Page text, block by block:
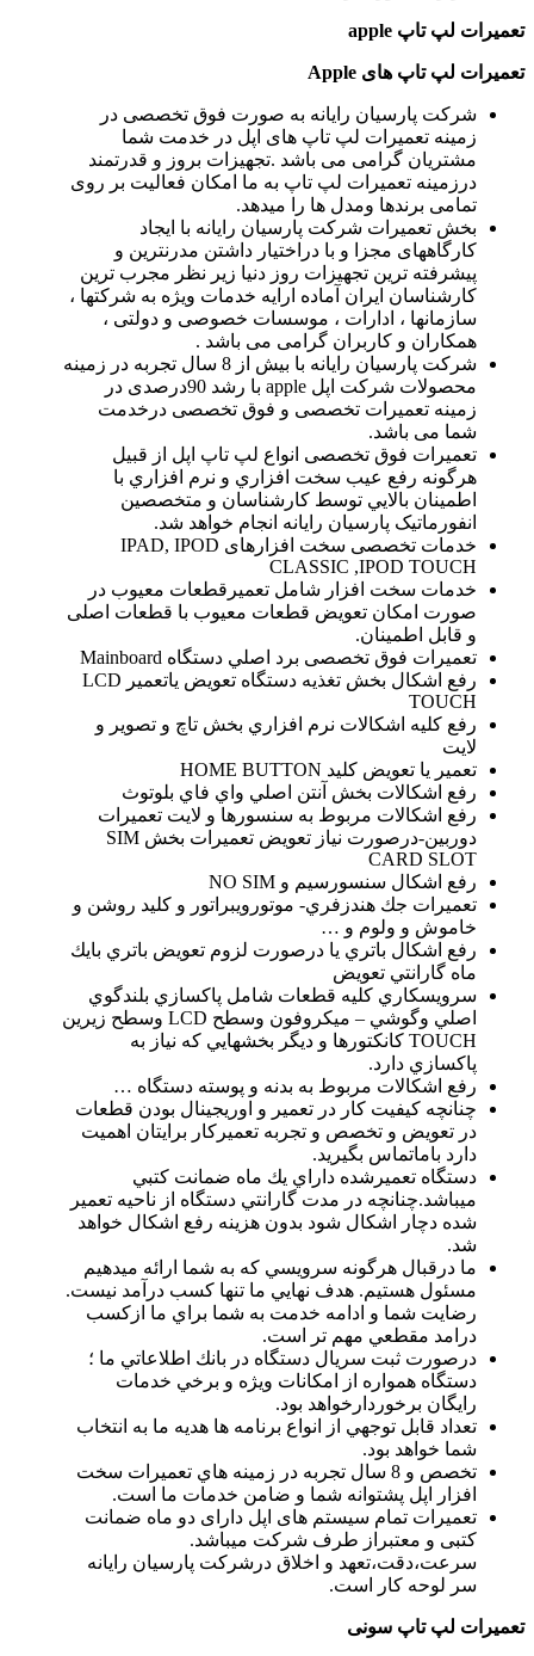
تعمیرات لپ تاپ
تعمیرات لپ تاپ های Apple
شرکت پارسیان رایانه به صورت فوق تخصصی در
زمینه تعمیرات لپ تاپ های اپل در خدمت شما
مشتریان گرامی می باشد .تجهیزات بروز و قدرتمند
درزمینه تعمیرات لپ تاپ به ما امکان فعالیت بر روی
تمامی برندها ومدل ها را میدهد.
بخش تعمیرات شرکت پارسیان رایانه با ایجاد
کارگاههای مجزا و با دراختیار داشتن مدرنترین و
پیشرفته ترین تجهیزات روز دنیا زیر نظر مجرب ترین
کارشناسان ایران آماده ارایه خدمات ویژه به شرکتها ،
سازمانها ، ادارات ، موسسات خصوصی و دولتی ،
همکاران و کاربران گرامی می باشد .
شرکت پارسیان رایانه با بیش از 8 سال تجربه در زمینه
محصولات شرکت اپل apple با رشد 90درصدی در
زمینه تعمیرات تخصصی و فوق تخصصی درخدمت
شما می باشد.
تعمیرات فوق تخصصی انواع لپ تاپ اپل از قبیل
هرگونه رفع عيب سخت افزاري و نرم افزاري با
اطمينان بالايي توسط كارشناسان و متخصصین
انفورماتیک پارسیان رایانه انجام خواهد شد.
خدمات تخصصی سخت افزارهای IPAD, IPOD
CLASSIC ,IPOD TOUCH
خدمات سخت افزار شامل تعميرقطعات معيوب در
صورت امكان تعويض قطعات معيوب با قطعات اصلی
و قابل اطمينان.
تعمیرات فوق تخصصی برد اصلي دستگاه Mainboard
رفع اشكال بخش تغذيه دستگاه تعويض ياتعمير LCD
TOUCH
رفع كليه اشكالات نرم افزاري بخش تاچ و تصوير و
لايت
تعمير يا تعويض كليد HOME BUTTON
رفع اشكالات بخش آنتن اصلي واي فاي بلوتوث
رفع اشكالات مربوط به سنسورها و لايت تعمیرات
دوربين-درصورت نياز تعويض تعمیرات بخش SIM
CARD SLOT
رفع اشكال سنسورسيم و NO SIM
تعمیرات جك هندزفري- موتورويبراتور و كليد روشن و
خاموش و ولوم و …
رفع اشكال باتري يا درصورت لزوم تعويض باتري بايك
ماه گارانتي تعويض
سرويسكاري كليه قطعات شامل پاكسازي بلندگوي
اصلي وگوشي – ميكروفون وسطح LCD وسطح زيرين
TOUCH كانكتورها و ديگر بخشهايي كه نياز به
پاكسازي دارد.
رفع اشكالات مربوط به بدنه و پوسته دستگاه …
چنانچه كيفيت كار در تعمير و اوريجينال بودن قطعات
در تعويض و تخصص و تجربه تعميركار برايتان اهميت
دارد باماتماس بگيريد.
دستگاه تعميرشده داراي يك ماه ضمانت كتبي
ميباشد.چنانچه در مدت گارانتي دستگاه از ناحيه تعمير
شده دچار اشكال شود بدون هزينه رفع اشكال خواهد
شد.
ما درقبال هرگونه سرويسي كه به شما ارائه ميدهيم
مسئول هستيم. هدف نهايي ما تنها كسب درآمد نيست.
رضايت شما و ادامه خدمت به شما براي ما ازكسب
درامد مقطعي مهم تر است.
درصورت ثبت سريال دستگاه در بانك اطلاعاتي ما ؛
دستگاه همواره از امكانات ويژه و برخي خدمات
رايگان برخوردارخواهد بود.
تعداد قابل توجهي از انواع برنامه ها هديه ما به انتخاب
شما خواهد بود.
تخصص و 8 سال تجربه در زمينه هاي تعمیرات سخت
افزار اپل پشتوانه شما و ضامن خدمات ما است.
تعمیرات تمام سیستم های اپل دارای دو ماه ضمانت
کتبی و معتبراز طرف شرکت میباشد.
سرعت،دقت،تعهد و اخلاق درشرکت پارسیان رایانه
سر لوحه کار است.
تعمیرات لپ تاپ سونی